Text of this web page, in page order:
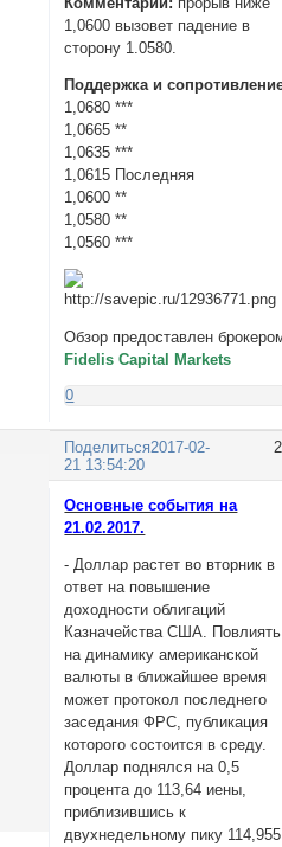
1,0600 вызовет падение в
сторону 1.0580.
Поддержка и
1,0680 ***
1,0665 **
1,0635 ***
1,0615 Последняя
1,0600 **
1,0580 **
1,0560 ***
Обзор предоставлен
Fidelis Capital Markets
0
Поделиться2017-02-
21 13:54:20
Основные события на
21.02.2017.
- Доллар растет во вторник в
ответ на повышение
доходности облигаций
Казначейства США. Повлиять
на динамику американской
валюты в ближайшее время
может протокол последнего
заседания ФРС, публикация
которого состоится в среду.
Доллар поднялся на 0,5
процента до 113,64 иены,
приблизившись к
двухнедельному пику 114,955